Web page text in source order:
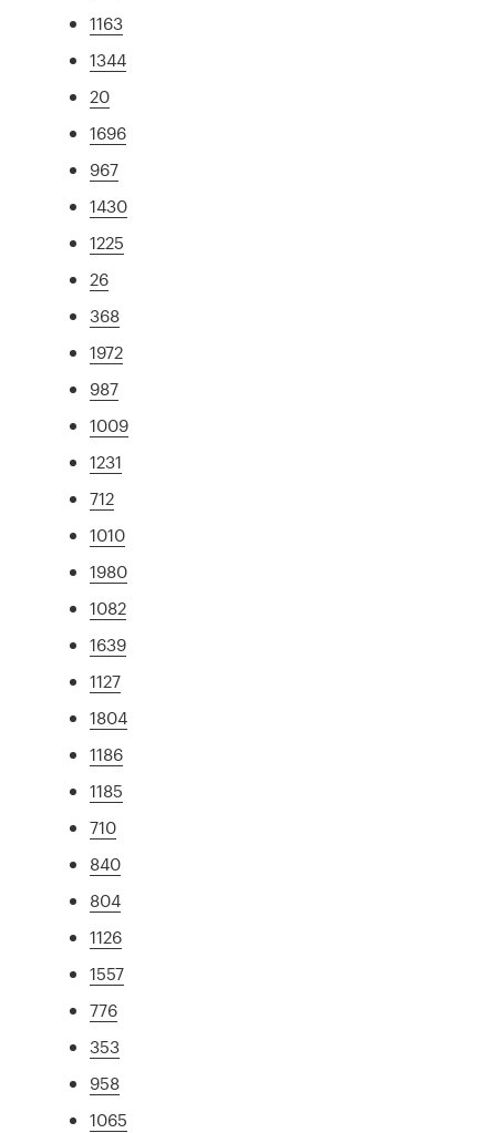
1163
1344
20
1696
967
1430
1225
26
368
1972
987
1009
1231
712
1010
1980
1082
1639
1127
1804
1186
1185
710
840
804
1126
1557
776
353
958
1065